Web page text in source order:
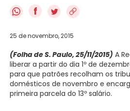
f
25 de novembro, 2015
(Folha de S. Paulo, 25/11/2015) A
liberar a partir do dia 1º de
para que patrões recolham os
domésticos de novembro e
primeira parcela do 13º salário.